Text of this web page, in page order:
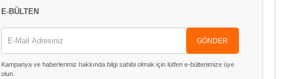
E-BÜLTEN
GÖNDER
Kampanya ve haberlerimiz hakkında bilgi sahibi olmak için lütfen e-bültenimize üye
olun.